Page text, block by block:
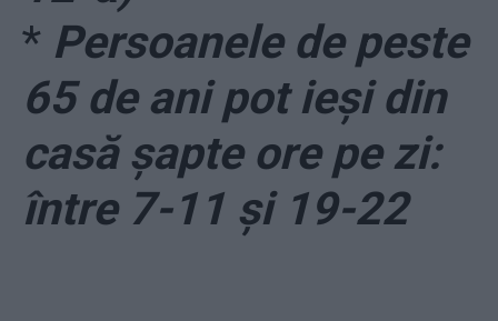
* Persoanele de peste
65 de ani pot ieși din
casă șapte ore pe zi:
între 7-11 și 19-22